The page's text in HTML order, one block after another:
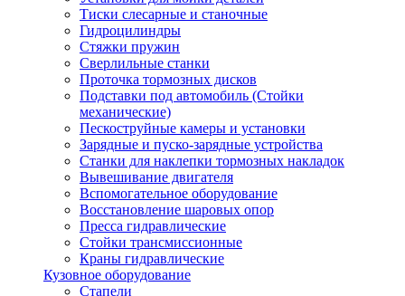
Тиски слесарные и станочные
Гидроцилиндры
Стяжки пружин
Сверлильные станки
Проточка тормозных дисков
Подставки под автомобиль (Стойки
механические)
Пескоструйные камеры и установки
Зарядные и пуско-зарядные устройства
Станки для наклепки тормозных накладок
Вывешивание двигателя
Вспомогательное оборудование
Восстановление шаровых опор
Пресса гидравлические
Стойки трансмиссионные
Краны гидравлические
Кузовное оборудование
Стапели